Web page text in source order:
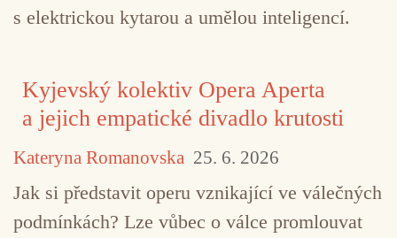
s elektrickou kytarou a umělou inteligencí.
Kyjevský kolektiv Opera Aperta
a jejich empatické divadlo krutosti
Kateryna Romanovska 25. 6. 2026
Jak si představit operu vznikající ve válečných
podmínkách? Lze vůbec o válce promlouvat